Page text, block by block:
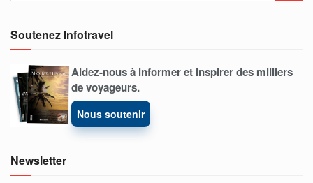
Soutenez Infotravel
Aidez-nous à informer et inspirer des milliers
de voyageurs.
Nous soutenir
Newsletter